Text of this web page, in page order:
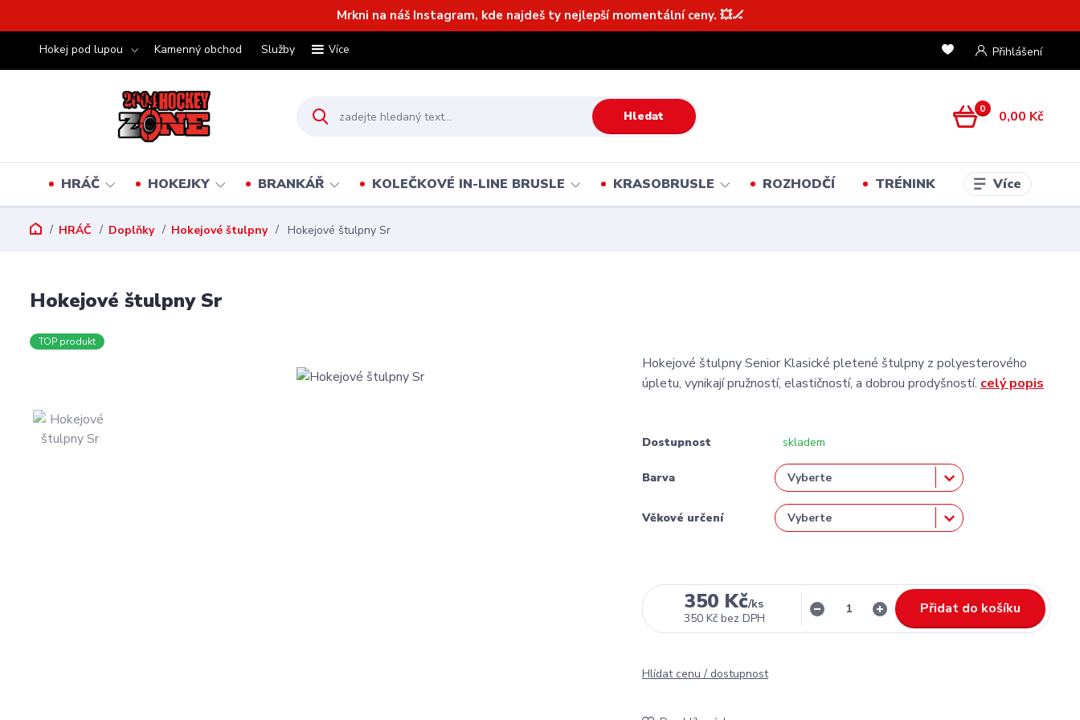
Mrkni na náš Instagram, kde najdeš ty nejlepší momentální ceny. 💥🏒
Hokej pod lupou Kamenný obchod Služby Více Přihlášení
Hledat 0 0,00 Kč
HRÁČ HOKEJKY BRANKÁŘ KOLEČKOVÉ IN-LINE BRUSLE KRASOBRUSLE ROZHODČÍ TRÉNINK Více
HRÁČ Doplňky Hokejové štulpny Hokejové štulpny Sr
Hokejové štulpny Sr
TOP produkt
Hokejové štulpny Senior Klasické pletené štulpny z polyesterového
úpletu, vynikají pružností, elastičností, a dobrou prodyšností. celý popis
Dostupnost skladem
Barva
Věkové určení
350 Kč/ks
350 Kč bez DPH
Přidat do košíku
Hlídat cenu / dostupnost